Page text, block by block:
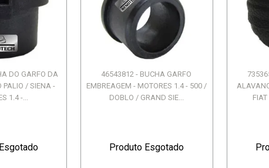
TRASEIRA - DUSTER /
SANDERO ...
R$ 330,67
ou 6X de R$ 55,11
DUSTER - DUSTER
R$ 307,08
ou 6X de R$ 51,18
HIDRÁULICA RENAULT
R$ 58,88
DO GARFO DA
PALIO / SIENA -
1.4 -...
46543812 - BUCHA GARFO
EMBREAGEM - MOTORES 1.4 - 500 /
DOBLO / GRAND SIE...
Produto Esgotado